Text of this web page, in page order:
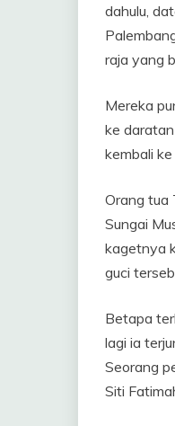
dahulu,
raja yang
Mereka
ke
kembali ke
Orang tua
Sungai
kagetnya
guci
Betapa
lagi ia
Seorang
Siti